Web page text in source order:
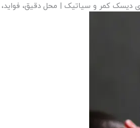
دیسک کمر و سیاتیک | محل دقیق،